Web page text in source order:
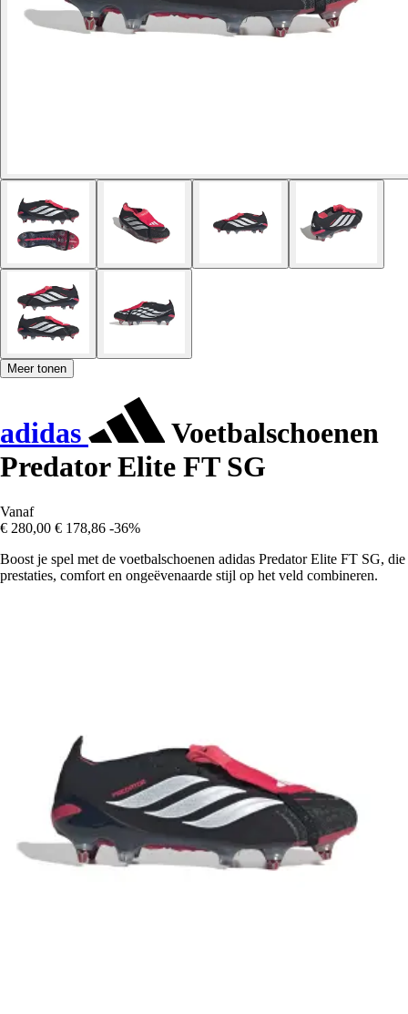
Meer tonen
adidas
Voetbalschoenen
Predator Elite FT SG
Vanaf
€ 280,00 € 178,86 -36%
Boost je spel met de voetbalschoenen adidas Predator Elite FT SG, die
prestaties, comfort en ongeëvenaarde stijl op het veld combineren.